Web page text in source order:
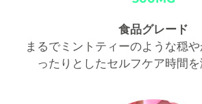
食品グレード
まるでミントティーのような穏
ったりとしたセルフケア時間を